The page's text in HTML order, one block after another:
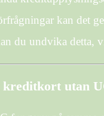
kan det
du undvika detta,
utan